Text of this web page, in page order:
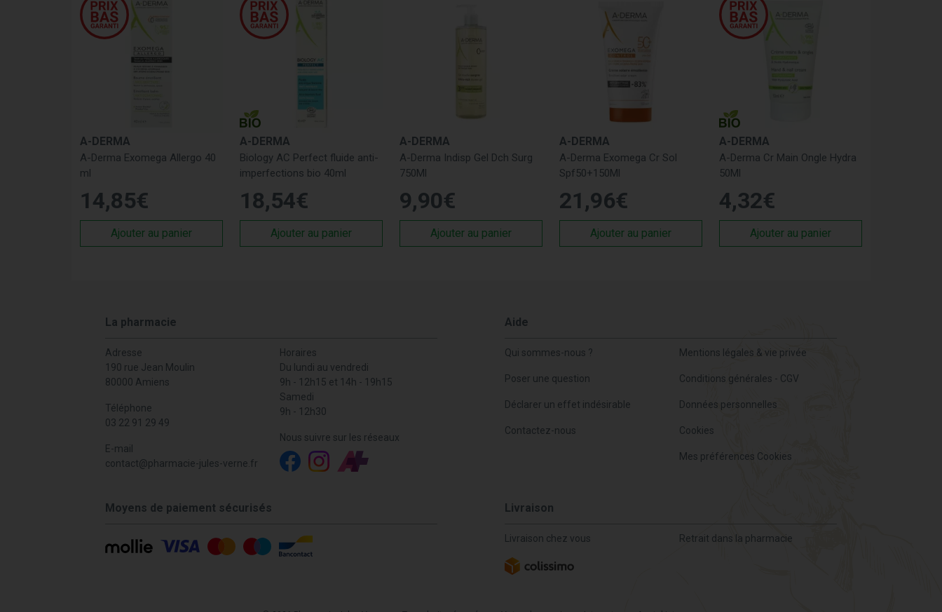
A-DERMA
A-Derma Exomega Allergo 40
ml
14,85€
Ajouter au panier
A-DERMA
Biology AC Perfect fluide anti-
imperfections bio 40ml
18,54€
Ajouter au panier
A-DERMA
A-Derma Indisp Gel Dch Surg
750Ml
9,90€
Ajouter au panier
A-DERMA
A-Derma Exomega Cr Sol
Spf50+150Ml
21 ,96€
Ajouter au panier
A-DERMA
A-Derma Cr Main Ongle Hydra
50Ml
4,32€
Ajouter au panier
La pharmacie
Adresse
190 rue Jean Moulin
80000 Amiens
Téléphone
03 22 91 29 49
E-mail
contact@pharmacie-jules-verne.fr
Horaires
Du lundi au vendredi
9h - 12h15 et 14h - 19h15
Samedi
9h - 12h30
Nous suivre sur les réseaux
Aide
Qui sommes-nous ?
Poser une question
Déclarer un effet indésirable
Contactez-nous
Mentions légales & vie privée
Conditions générales - CGV
Données personnelles
Cookies
Mes préférences Cookies
Moyens de paiement sécurisés Livraison
Livraison chez vous Retrait dans la pharmacie